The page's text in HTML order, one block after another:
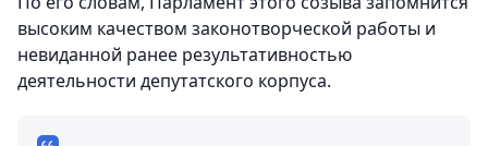
высоким качеством законотворческой работы и
невиданной ранее результативностью
деятельности депутатского корпуса.